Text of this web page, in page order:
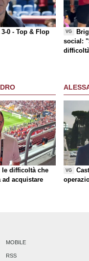
3-0 -Top & Flop VG
social :
le difficoltà che
ad acquistare
VG
MOBILE
RSS